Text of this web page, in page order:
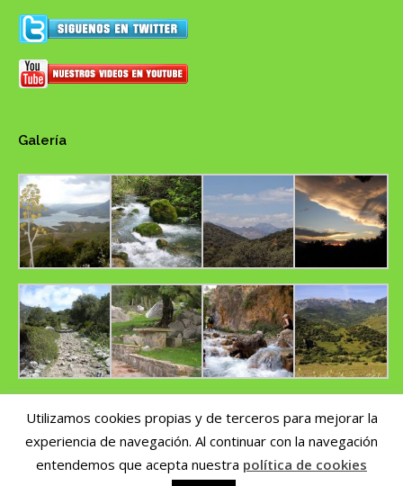
Galería
Copyright © 2014 CUMBRES DEL SUR | Nº de registro de Turismo Activo
AT/CA/00270 | Porpepeworks.com
Plataforma de resolución de litigios en línea de la Unión Europea
Utilizamos cookies propias y de terceros para mejorar la
experiencia de navegación. Al continuar con la navegación
entendemos que acepta nuestra política de cookies